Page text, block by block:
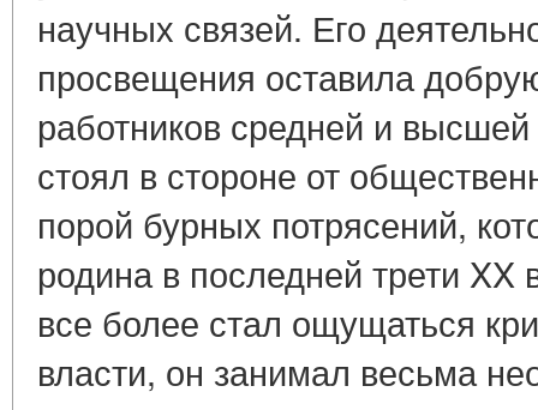
научных связей. Его
просвещения оставила
работников средней и
стоял в стороне от
порой бурных потрясений,
родина в последней трети XX
все более стал ощущаться
власти, он занимал весьма